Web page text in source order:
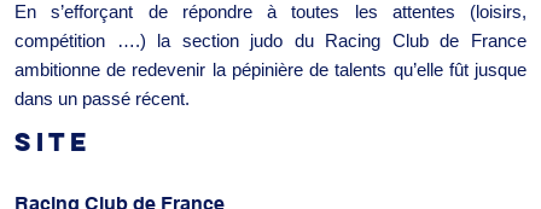
En s’efforçant de répondre à toutes les attentes (loisirs,
compétition ….) la section judo du Racing Club de France
ambitionne de redevenir la pépinière de talents qu’elle fût jusque
dans un passé récent.
SITE
Racing Club de France